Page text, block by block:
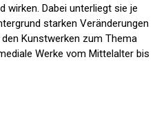
Dabei unterliegt sie je
starken Veränderungen
Kunstwerken zum Thema
Werke vom Mittelalter bis
wie
von Arbeit